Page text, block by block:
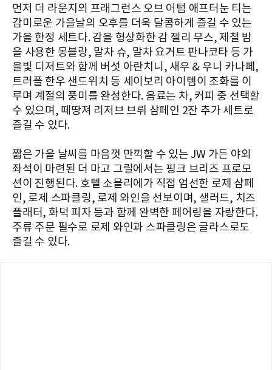
먼저 더 라운지의 프래그런스 오브 어텀 애프터눈 티는
감미로운 가을날의 오후를 더욱 달콤하게 즐길 수 있는
가을 한정 세트다. 감을 형상화한 감 젤리 무스, 제철 밤
을 사용한 몽블랑, 말차 슈, 말차 요거트 판나코타 등 가
을빛 디저트와 함께 버섯 아란치니, 새우 & 우니 카나페,
트러플 한우 샌드위치 등 세이보리 아이템이 조화를 이
루며 계절의 풍미를 완성한다. 음료는 차, 커피 중 선택할
수 있으며, 떼땅져 리저브 브뤼 샴페인 2잔 추가 세트로
즐길 수 있다.
짧은 가을 날씨를 마음껏 만끽할 수 있는 JW 가든 야외
좌석이 마련된 더 마고 그릴에서는 핑크 브리즈 프로모
션이 진행된다. 호텔 소믈리에가 직접 엄선한 로제 샴페
인, 로제 스파클링, 로제 와인을 선보이며, 샐러드, 치즈
플래터, 화덕 피자 등과 함께 완벽한 페어링을 자랑한다.
주류 주문 필수로 로제 와인과 스파클링은 글라스로도
즐길 수 있다.